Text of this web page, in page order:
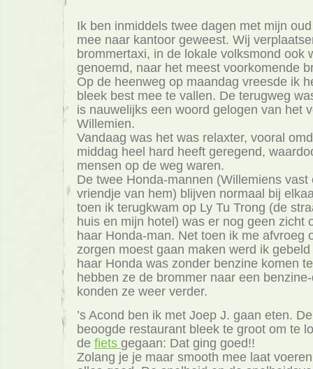
Ik ben inmiddels twee dagen met mijn
mee naar kantoor geweest. Wij
brommertaxi, in de lokale volksmond ook
genoemd, naar het meest voorkomende
Op de heenweg op maandag vreesde ik
bleek best mee te vallen. De terugweg
is nauwelijks een woord gelogen van het
Willemien.
Vandaag was het was relaxter, vooral
middag heel hard heeft geregend,
mensen op de weg waren.
De twee Honda-mannen (Willemiens vast
vriendje van hem) blijven normaal bij
toen ik terugkwam op Ly Tu Trong (de
huis en mijn hotel) was er nog geen zicht
haar Honda-man. Net toen ik me afvroeg
zorgen moest gaan maken werd ik
haar Honda was zonder benzine komen
hebben ze de brommer naar een
konden ze weer verder.
’s Acond ben ik met Joep J. gaan eten.
beoogde restaurant bleek te groot om te
de fiets gegaan: Dat ging goed!!
Zolang je je maar smooth mee laat